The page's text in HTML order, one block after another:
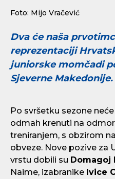
Foto: Mijo Vračević
Dva će naša
reprezentaciji
juniorske momčadi
Sjeverne Makedonije.
Po svršetku sezone
odmah krenuti na
treniranjem, s obzirom
obveze. Nove pozive za
vrstu dobili su Domagoj
Naime, izabranike Ivice